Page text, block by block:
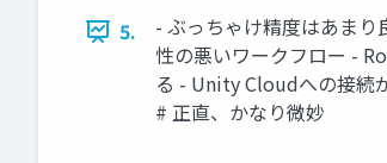
5.
- ぶっちゃけ精度はあま
性の悪いワークフロー -
る - Unity Cloudへの接続
# 正直、かなり微妙